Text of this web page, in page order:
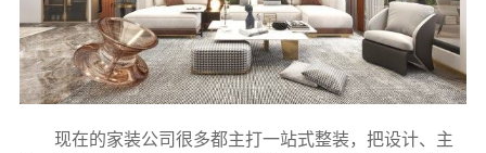
现在的家装公司很多都主打一站式整装，把设计、主